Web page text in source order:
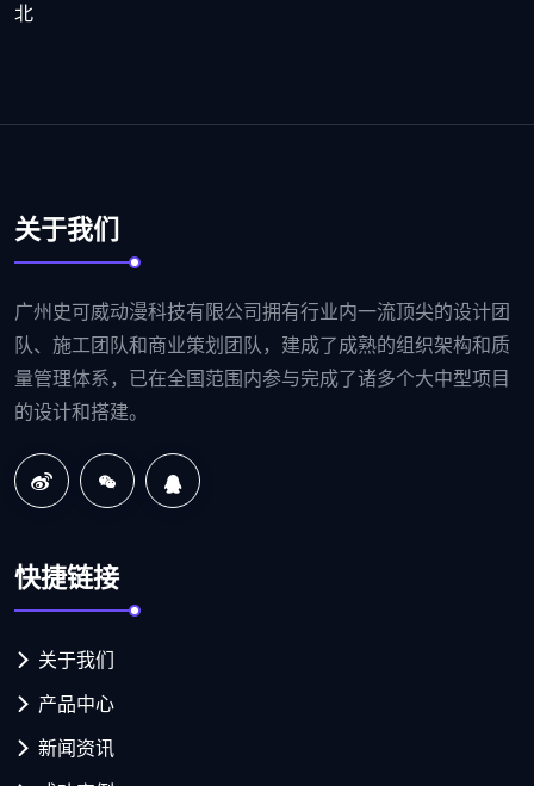
北
关于我们
广州史可威动漫科技有限公司拥有行业内一流顶尖的设计团
队、施工团队和商业策划团队，建成了成熟的组织架构和质
量管理体系，已在全国范围内参与完成了诸多个大中型项目
的设计和搭建。
快捷链接
关于我们
产品中心
新闻资讯